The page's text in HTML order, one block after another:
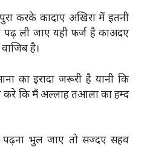
करके कादाए अखिरा में इतनी
पढ़ ली जाए यही फर्ज है काअदए
है।
का इरादा जरूरी है यानी कि
करे कि मैं अल्लाह तआला का हम्द
भुल जाए तो सज्दए सहव